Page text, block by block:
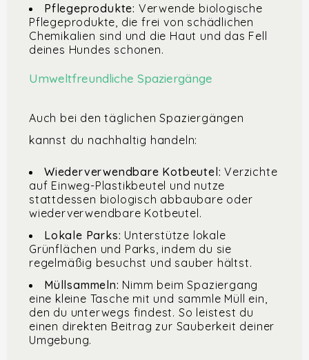
Pflegeprodukte: Verwende biologische
Pflegeprodukte, die frei von schädlichen
Chemikalien sind und die Haut und das Fell
deines Hundes schonen.
Umweltfreundliche Spaziergänge
Auch bei den täglichen Spaziergängen
kannst du nachhaltig handeln:
Wiederverwendbare Kotbeutel: Verzichte
auf Einweg-Plastikbeutel und nutze
stattdessen biologisch abbaubare oder
wiederverwendbare Kotbeutel.
Lokale Parks: Unterstütze lokale
Grünflächen und Parks, indem du sie
regelmäßig besuchst und sauber hältst.
Müllsammeln: Nimm beim Spaziergang
eine kleine Tasche mit und sammle Müll ein,
den du unterwegs findest. So leistest du
einen direkten Beitrag zur Sauberkeit deiner
Umgebung.